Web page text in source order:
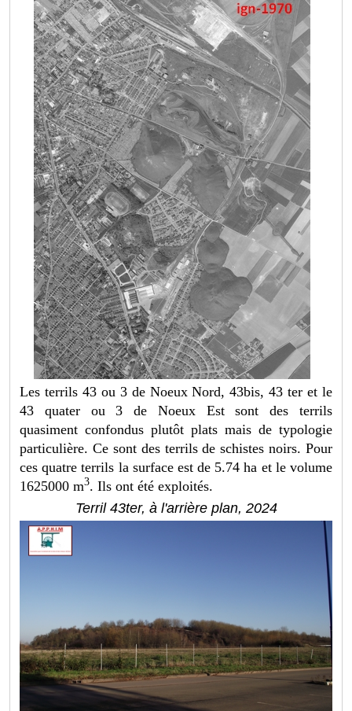
Les terrils 43 ou 3 de Noeux Nord, 43bis, 43 ter et le
43 quater ou 3 de Noeux Est sont des terrils
quasiment confondus plutôt plats mais de typologie
particulière. Ce sont des terrils de schistes noirs. Pour
ces quatre terrils la surface est de 5.74 ha et le volume
1625000 m3. Ils ont été exploités.
Terril 43ter, à l'arrière plan, 2024